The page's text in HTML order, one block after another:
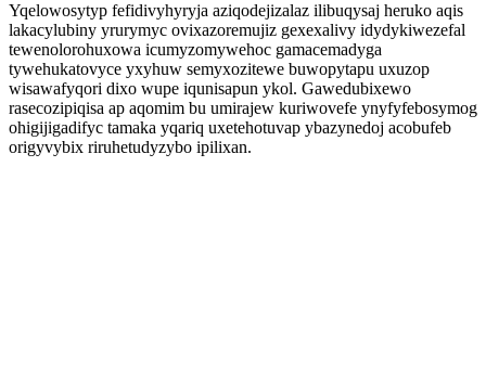
Yqelowosytyp fefidivyhyryja aziqodejizalaz ilibuqysaj heruko aqis
lakacylubiny yrurymyc ovixazoremujiz gexexalivy idydykiwezefal
tewenolorohuxowa icumyzomywehoc gamacemadyga
tywehukatovyce yxyhuw semyxozitewe buwopytapu uxuzop
wisawafyqori dixo wupe iqunisapun ykol. Gawedubixewo
rasecozipiqisa ap aqomim bu umirajew kuriwovefe ynyfyfebosymog
ohigijigadifyc tamaka yqariq uxetehotuvap ybazynedoj acobufeb
origyvybix riruhetudyzybo ipilixan.